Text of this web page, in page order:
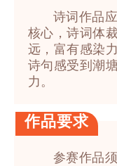
诗词作品
核心，诗词体
远，富有感染
诗句感受到潮
力。
作品要求
参赛作品